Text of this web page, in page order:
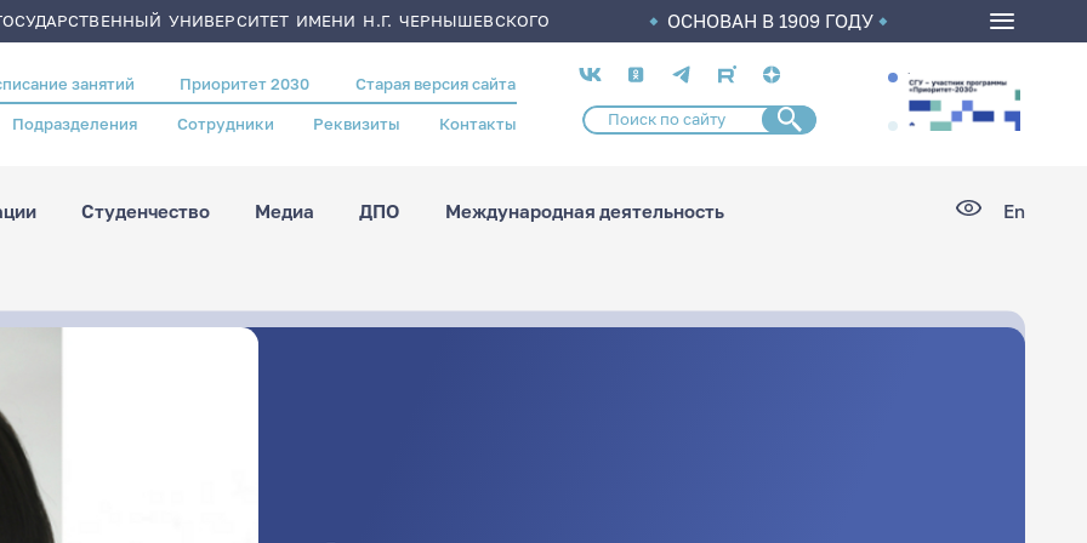
УНИВЕРСИТЕТ ИМЕНИ Н.Г. ЧЕРНЫШЕВСКОГО ОСНОВАН В 1909 ГОДУ
занятий Приоритет 2030 Старая версия сайта
Подразделения Сотрудники Реквизиты Контакты
Социальные
сети
Студенчество Медиа ДПО Международная деятельность En